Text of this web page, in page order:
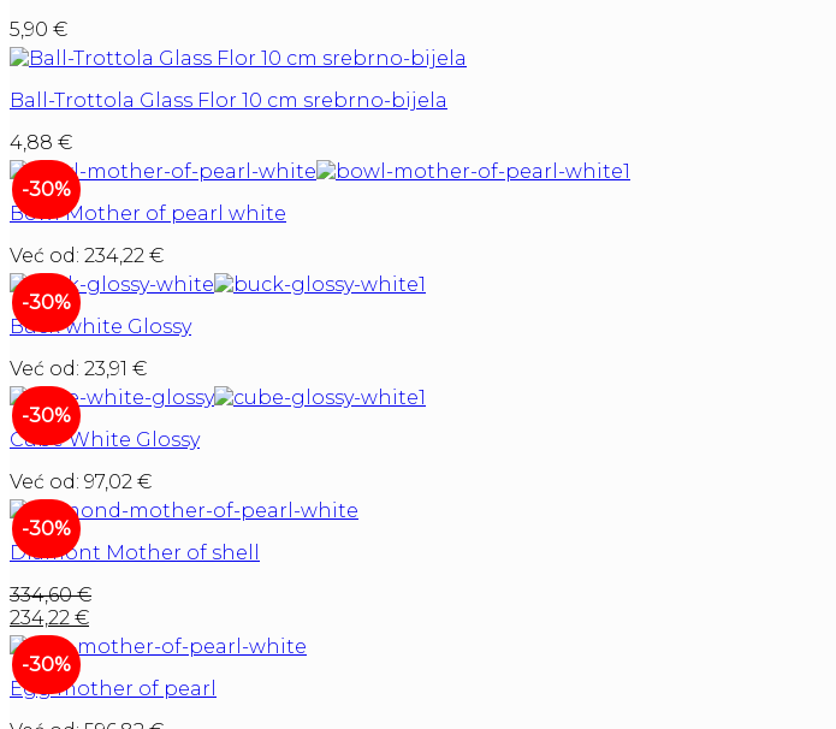
5,90 €
Ball-Trottola Glass Flor 10 cm srebrno-bijela
4,88 €
-30%
Bowl Mother of pearl white
Već od: 234,22 €
-30%
Buck white Glossy
Već od: 23,91 €
-30%
Cube White Glossy
Već od: 97,02 €
-30%
Diamont Mother of shell
334,60€
234,22 €
-30%
Egg mother of pearl